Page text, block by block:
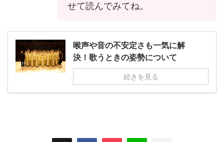
せて読んでみてね。
喉声や音の不安定さも一気に解
決！歌うときの姿勢について
続きを見る